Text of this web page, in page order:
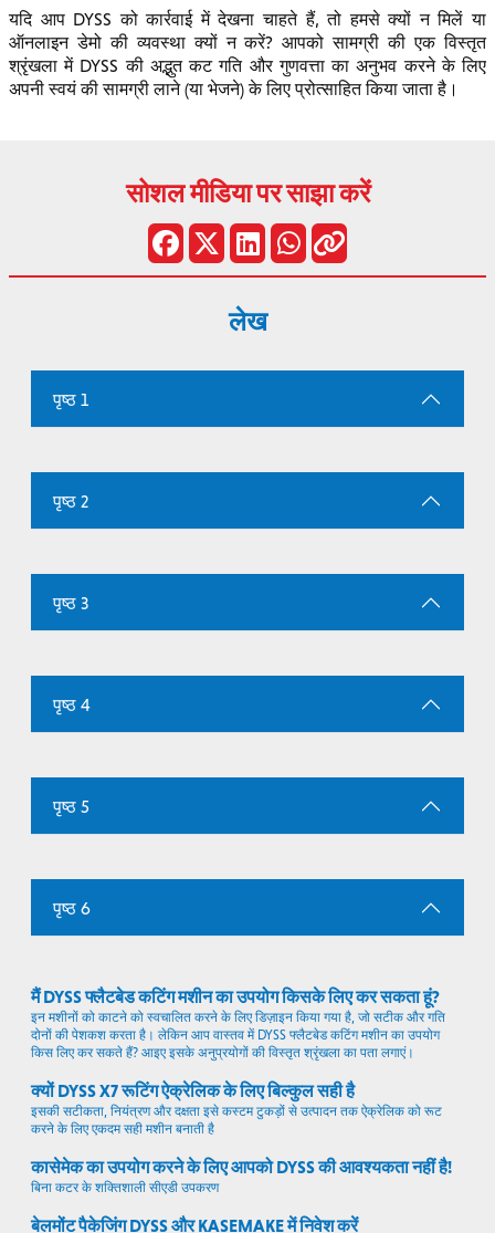
यदि आप DYSS को कार्रवाई में देखना चाहते हैं, तो हमसे क्यों न मिलें या
ऑनलाइन डेमो की व्यवस्था क्यों न करें? आपको सामग्री की एक विस्तृत
श्रृंखला में DYSS की अद्भुत कट गति और गुणवत्ता का अनुभव करने के लिए
अपनी स्वयं की सामग्री लाने (या भेजने) के लिए प्रोत्साहित किया जाता है।
सोशल मीडिया पर साझा करें
लेख
पृष्ठ 1
पृष्ठ 2
पृष्ठ 3
पृष्ठ 4
पृष्ठ 5
पृष्ठ 6
मैं DYSS फ्लैटबेड कटिंग मशीन का उपयोग किसके लिए कर सकता हूं?
इन मशीनों को काटने को स्वचालित करने के लिए डिज़ाइन किया गया है, जो सटीक और गति
दोनों की पेशकश करता है। लेकिन आप वास्तव में DYSS फ्लैटबेड कटिंग मशीन का उपयोग
किस लिए कर सकते हैं? आइए इसके अनुप्रयोगों की विस्तृत श्रृंखला का पता लगाएं।
क्यों DYSS X7 रूटिंग ऐक्रेलिक के लिए बिल्कुल सही है
इसकी सटीकता, नियंत्रण और दक्षता इसे कस्टम टुकड़ों से उत्पादन तक ऐक्रेलिक को रूट
करने के लिए एकदम सही मशीन बनाती है
कासेमेक का उपयोग करने के लिए आपको DYSS की आवश्यकता नहीं है!
बिना कटर के शक्तिशाली सीएडी उपकरण
बेलमोंट पैकेजिंग DYSS और KASEMAKE में निवेश करें